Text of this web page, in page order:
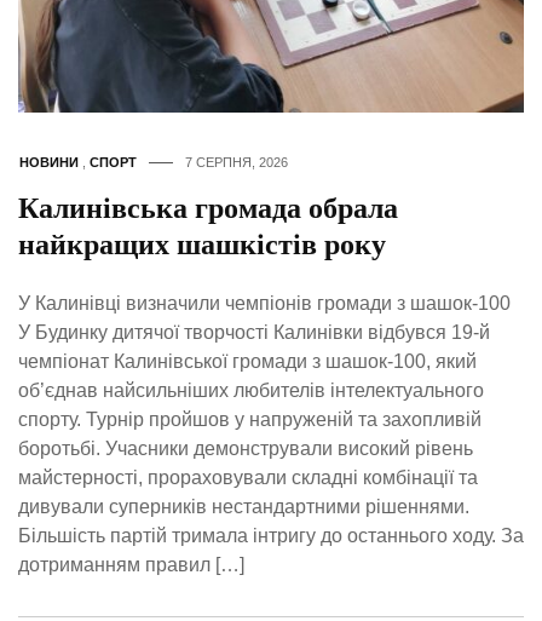
НОВИНИ СПОРТ 7 СЕРПНЯ, 2026
Калинівська громада обрала
найкращих шашкістів року
У Калинівці визначили чемпіонів громади з шашок-100
У Будинку дитячої творчості Калинівки відбувся 19-й
чемпіонат Калинівської громади з шашок-100, який
об’єднав найсильніших любителів інтелектуального
спорту. Турнір пройшов у напруженій та захопливій
боротьбі. Учасники демонстрували високий рівень
майстерності, прораховували складні комбінації та
дивували суперників нестандартними рішеннями.
Більшість партій тримала інтригу до останнього ходу. За
дотриманням правил […]